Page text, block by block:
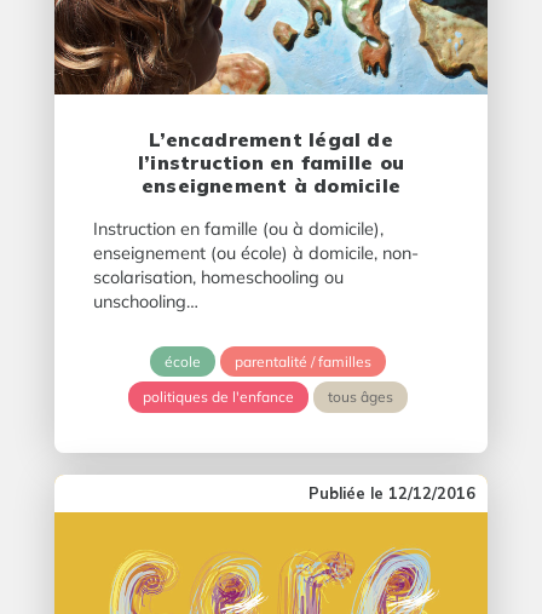
L’encadrement légal de
l’instruction en famille ou
enseignement à domicile
Instruction en famille (ou à domicile),
enseignement (ou école) à domicile, non-
scolarisation, homeschooling ou
unschooling…
école
parentalité / familles
politiques de l'enfance
tous âges
12/12/2016